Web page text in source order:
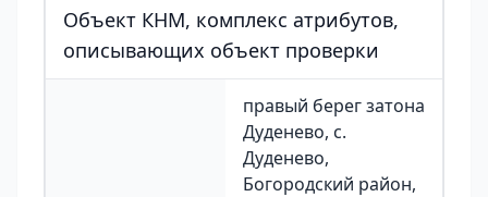
Объект КНМ, комплекс атрибутов,
описывающих объект проверки
правый берег затона
Дуденево, с.
Дуденево,
Богородский район,